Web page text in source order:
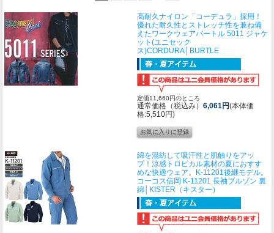
高耐久ナイロン「コーデュラ」採用！
優れた耐久性とストレッチ性を兼ね備
えたワークウェアバートル 5011 ジャケ
ット(ユニセック
ス)CORDURA│BURTLE
定価11,660円のところ
通常価格（税込み） 6,061円(本体価
格:5,510円)
綿を混紡して吸汗性と肌触りをアッ
プ！涼感トロピカル素材の夏におすす
めな快適ウェア。K-11201後継モデル。
コーコス信岡 K-11201 長袖ブルゾン 裏
綿│KISTER（キスター）